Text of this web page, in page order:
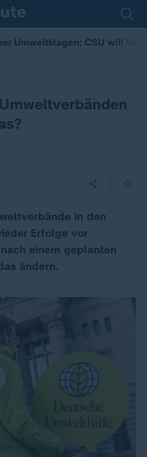
Umweltklagen: CSU will
in den
Erfolge vor
einem geplanten
ändern.